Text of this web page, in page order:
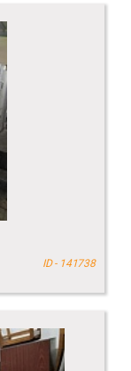
ID - 141738